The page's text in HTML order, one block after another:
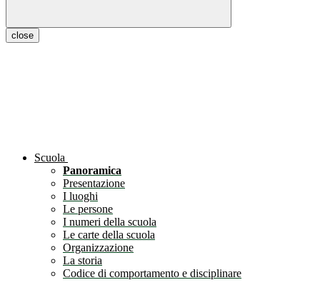
close
Scuola
Panoramica
Presentazione
I luoghi
Le persone
I numeri della scuola
Le carte della scuola
Organizzazione
La storia
Codice di comportamento e disciplinare